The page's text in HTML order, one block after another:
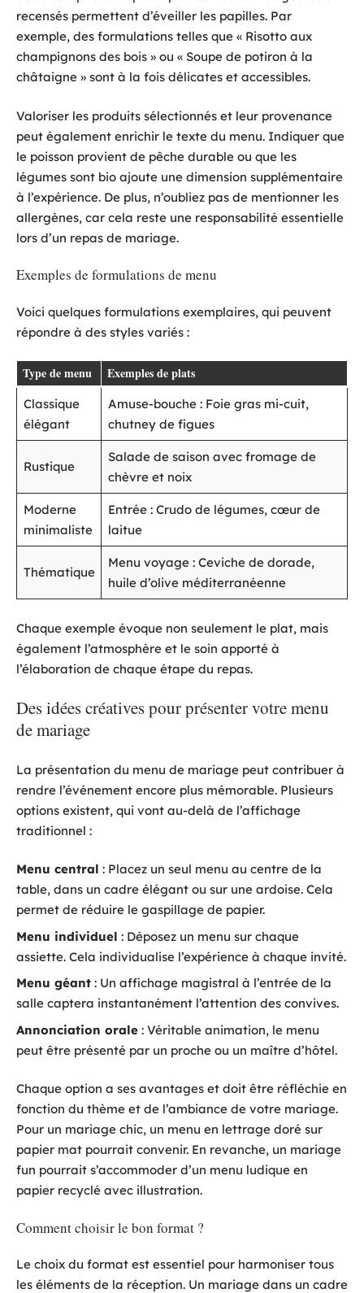
recensés permettent d’éveiller les papilles. Par
exemple, des formulations telles que « Risotto aux
champignons des bois » ou « Soupe de potiron à la
châtaigne » sont à la fois délicates et accessibles.
Valoriser les produits sélectionnés et leur provenance
peut également enrichir le texte du menu. Indiquer que
le poisson provient de pêche durable ou que les
légumes sont bio ajoute une dimension supplémentaire
à l’expérience. De plus, n’oubliez pas de mentionner les
allergènes, car cela reste une responsabilité essentielle
lors d’un repas de mariage.
Exemples de formulations de menu
Voici quelques formulations exemplaires, qui peuvent
répondre à des styles variés :
Type de menu Exemples de plats
Classique
élégant
Amuse-bouche : Foie gras mi-cuit,
chutney de figues
Rustique
Salade de saison avec fromage de
chèvre et noix
Moderne
minimaliste
Entrée : Crudo de légumes, cœur de
laitue
Thématique
Menu voyage : Ceviche de dorade,
huile d’olive méditerranéenne
Chaque exemple évoque non seulement le plat, mais
également l’atmosphère et le soin apporté à
l’élaboration de chaque étape du repas.
Des idées créatives pour présenter votre menu
de mariage
La présentation du menu de mariage peut contribuer à
rendre l’événement encore plus mémorable. Plusieurs
options existent, qui vont au-delà de l’affichage
traditionnel :
Menu central : Placez un seul menu au centre de la
table, dans un cadre élégant ou sur une ardoise. Cela
permet de réduire le gaspillage de papier.
Menu individuel : Déposez un menu sur chaque
assiette. Cela individualise l’expérience à chaque invité.
Menu géant : Un affichage magistral à l’entrée de la
salle captera instantanément l’attention des convives.
Annonciation orale : Véritable animation, le menu
peut être présenté par un proche ou un maître d’hôtel.
Chaque option a ses avantages et doit être réfléchie en
fonction du thème et de l’ambiance de votre mariage.
Pour un mariage chic, un menu en lettrage doré sur
papier mat pourrait convenir. En revanche, un mariage
fun pourrait s’accommoder d’un menu ludique en
papier recyclé avec illustration.
Comment choisir le bon format ?
Le choix du format est essentiel pour harmoniser tous
les éléments de la réception. Un mariage dans un cadre